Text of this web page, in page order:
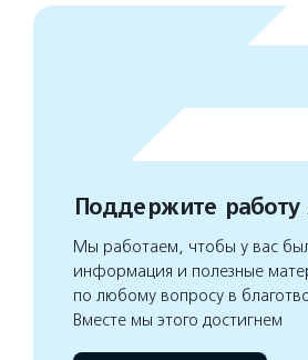
Поддержите
Мы работаем, чтобы у вас
информация и полезные
по любому вопросу в
Вместе мы этого достигнем